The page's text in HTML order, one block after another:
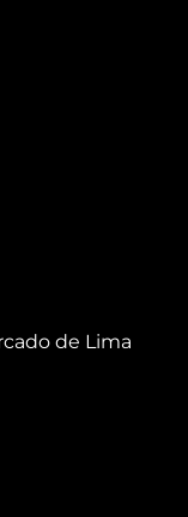
de Lima